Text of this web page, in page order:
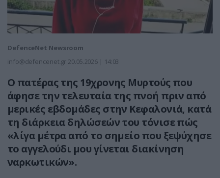
DefenceNet Newsroom
info@defencenet.gr 20.05.2026 | 14:03
Ο πατέρας της 19χρονης Μυρτούς που
άφησε την τελευταία της πνοή πριν από
μερικές εβδομάδες στην Κεφαλονιά, κατά
τη διάρκεια δηλώσεών του τόνισε πώς
«λίγα μέτρα από το σημείο που ξεψύχησε
το αγγελούδι μου γίνεται διακίνηση
ναρκωτικών».